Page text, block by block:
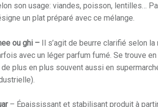
son usage: viandes, poisson, lentilles…
un plat préparé avec ce mélange.
ou ghi – Il s’agit de beurre clarifié selon la
avec un léger parfum fumé. Se trouve
plus en plus souvent aussi en
– Épaississant et stabilisant produit à